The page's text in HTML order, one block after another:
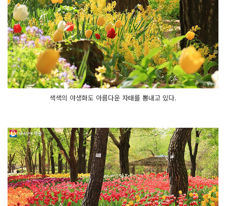
색색의 야생화도 아름다운 자태를 뽐내고 있다.